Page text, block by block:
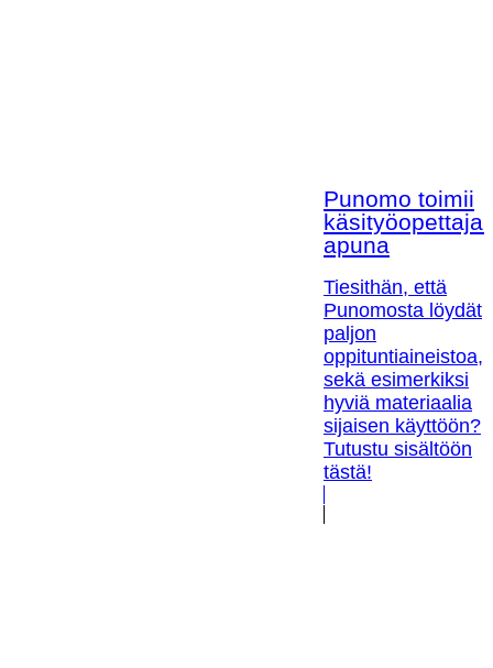
Punomo toimii
apuna
Tiesithän, että
Punomosta löydät
paljon
oppituntiaineistoa,
sekä esimerkiksi
hyviä materiaalia
sijaisen käyttöön?
Tutustu sisältöön
tästä!